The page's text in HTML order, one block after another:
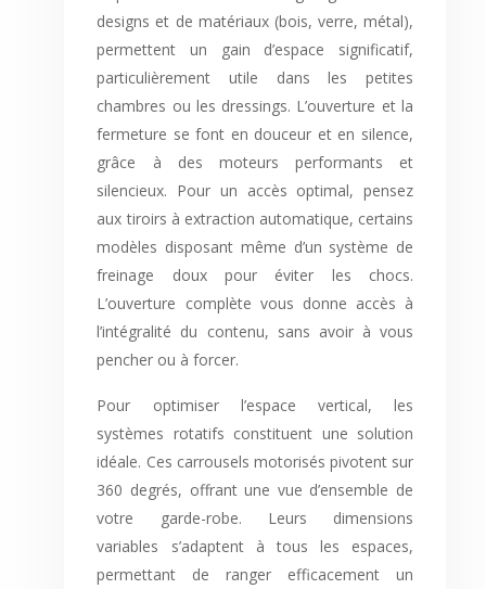
designs et de matériaux (bois, verre, métal),
permettent un gain d’espace significatif,
particulièrement utile dans les petites
chambres ou les dressings. L’ouverture et la
fermeture se font en douceur et en silence,
grâce à des moteurs performants et
silencieux. Pour un accès optimal, pensez
aux tiroirs à extraction automatique, certains
modèles disposant même d’un système de
freinage doux pour éviter les chocs.
L’ouverture complète vous donne accès à
l’intégralité du contenu, sans avoir à vous
pencher ou à forcer.
Pour optimiser l’espace vertical, les
systèmes rotatifs constituent une solution
idéale. Ces carrousels motorisés pivotent sur
360 degrés, offrant une vue d’ensemble de
votre garde-robe. Leurs dimensions
variables s’adaptent à tous les espaces,
permettant de ranger efficacement un